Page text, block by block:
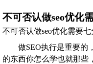
不可否认做seo优化
不可否认做seo优化需要七
做SEO执行是重要的
的东西你怎么学也就那些